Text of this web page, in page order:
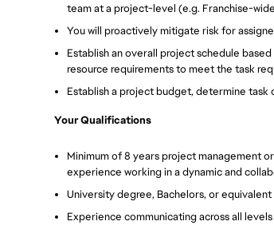
team at a project-level (e.g. Franchise-
You will proactively mitigate risk for
Establish an overall project schedule
resource requirements to meet the task
Establish a project budget, determine task
Your Qualifications
Minimum of 8 years project management
experience working in a dynamic and
University degree, Bachelors, or
Experience communicating across all